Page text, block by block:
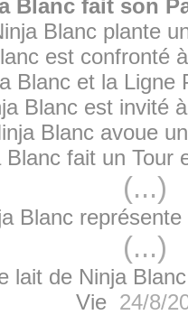
Blanc fait son
Blanc plante
est confronté
Blanc et la Ligne
Blanc est invité
Blanc avoue
Blanc fait un Tour
(...)
Blanc
(...)
lait de Ninja
Vie24/8/